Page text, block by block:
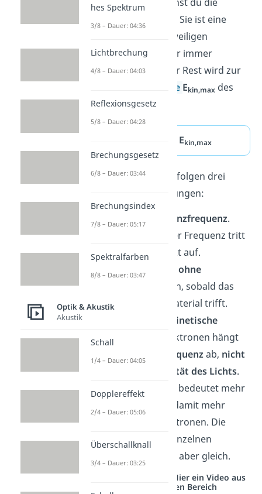
. Sie ist eine
Eigenschaft des jeweiligen
Materials und daher immer
unterschiedlich. Der Rest wird zur
kinetischen Energie Ekin,max des
Elektrons:
+ Ekin,max
Aus diesem Modell folgen drei
wichtige Beobachtungen:
Grenzfrequenz.
Unterhalb dieser Frequenz tritt
kein Photoeffekt auf.
Der Effekt setztohne
ein, sobald das
Licht auf das Material trifft.
maximale kinetische
Energie
der Elektronen hängt
Frequenzab, nicht
Intensität des Lichts.
Mehr Intensität bedeutet mehr
Photonen und damit mehr
ausgelöste Elektronen. Die
Energie jedes einzelnen
Elektrons bleibt aber gleich.
Studyflix vernetzt: Hier ein Video aus
einem anderen Bereich
hes Spektrum
3/8 – Dauer: 04:36
Lichtbrechung
4/8 – Dauer: 04:03
Reflexionsgesetz
5/8 – Dauer: 04:28
Brechungsgesetz
6/8 – Dauer: 03:44
Brechungsindex
7/8 – Dauer: 05:17
Spektralfarben
8/8 – Dauer: 03:47
Optik & Akustik
Akustik
Schall
1/4 – Dauer: 04:05
Dopplereffekt
2/4 – Dauer: 05:06
Überschallknall
3/4 – Dauer: 03:25